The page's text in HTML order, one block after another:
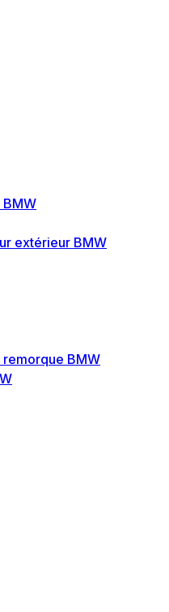
extérieur BMW
BMW